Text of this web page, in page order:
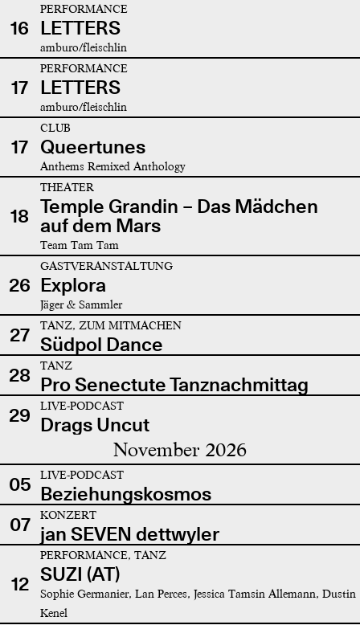
16
PERFORMANCE
LETTERS
amburo/fleischlin
17
PERFORMANCE
LETTERS
amburo/fleischlin
17
CLUB
Queertunes
Anthems Remixed Anthology
18
THEATER
Temple Grandin – Das Mädchen
auf dem Mars
Team Tam Tam
26
GASTVERANSTALTUNG
Explora
Jäger & Sammler
27 TANZ, ZUM MITMACHEN
Südpol Dance
28
TANZ
Pro Senectute Tanznachmittag
29
LIVE-PODCAST
Drags Uncut
November 2026
05 LIVE-PODCAST
Beziehungskosmos
07
KONZERT
jan SEVEN dettwyler
12
PERFORMANCE, TANZ
SUZI (AT)
Sophie Germanier, Lan Perces, Jessica Tamsin Allemann, Dustin
Kenel